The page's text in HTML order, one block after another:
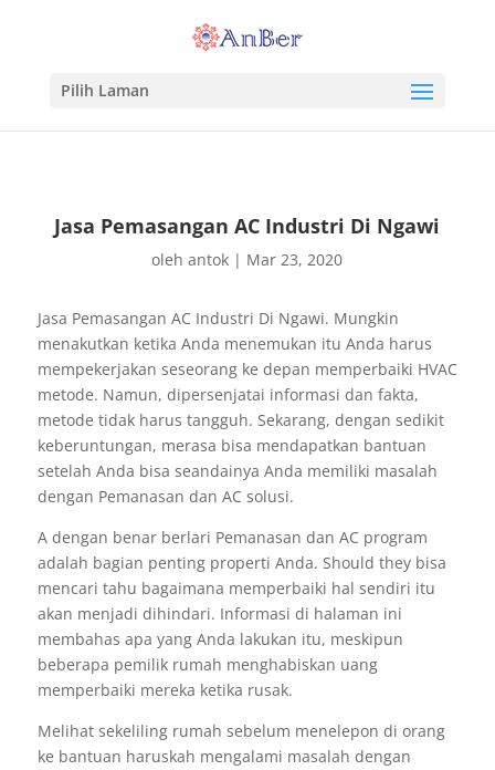
Pilih Laman
Jasa Pemasangan AC Industri Di Ngawi
olehantok | Mar 23, 2020
Jasa Pemasangan AC Industri Di Ngawi. Mungkin
menakutkan ketika Anda menemukan itu Anda harus
mempekerjakan seseorang ke depan memperbaiki HVAC
metode. Namun, dipersenjatai informasi dan fakta,
metode tidak harus tangguh. Sekarang, dengan sedikit
keberuntungan, merasa bisa mendapatkan bantuan
setelah Anda bisa seandainya Anda memiliki masalah
dengan Pemanasan dan AC solusi.
A dengan benar berlari Pemanasan dan AC program
adalah bagian penting properti Anda. Should they bisa
mencari tahu bagaimana memperbaiki hal sendiri itu
akan menjadi dihindari. Informasi di halaman ini
membahas apa yang Anda lakukan itu, meskipun
beberapa pemilik rumah menghabiskan uang
memperbaiki mereka ketika rusak.
Melihat sekeliling rumah sebelum menelepon di orang
ke bantuan haruskah mengalami masalah dengan